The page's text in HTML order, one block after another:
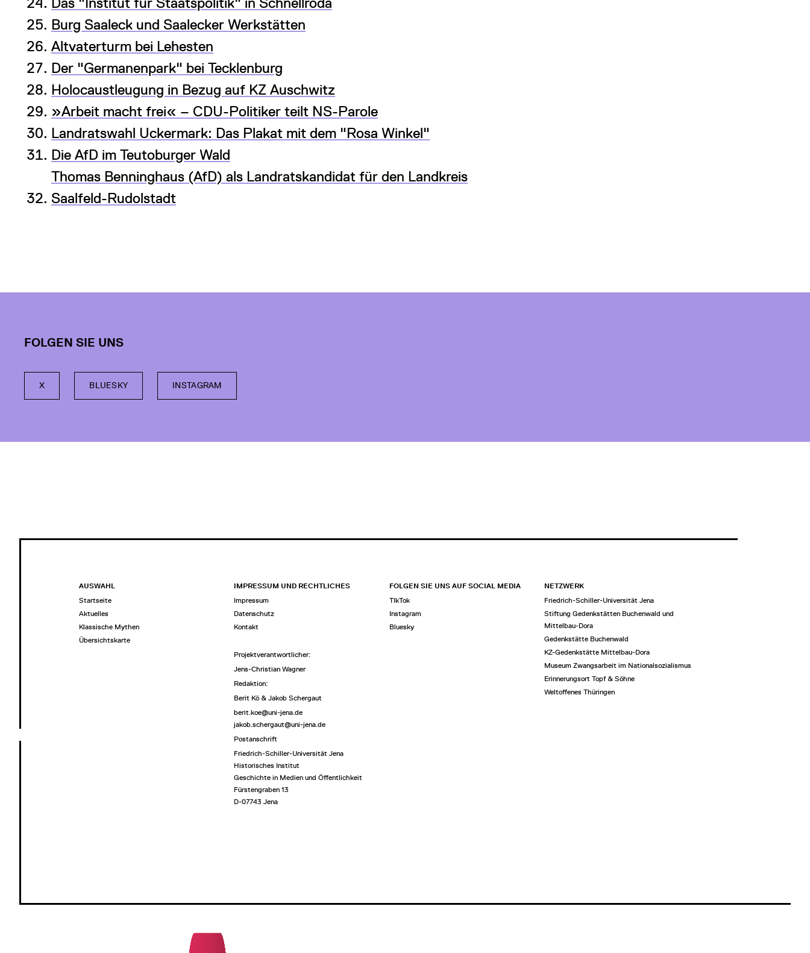
Burg Saaleck und Saalecker Werkstätten
Altvaterturm bei Lehesten
Der "Germanenpark" bei Tecklenburg
Holocaustleugung in Bezug auf KZ Auschwitz
»Arbeit macht frei« – CDU-Politiker teilt NS-Parole
Landratswahl Uckermark: Das Plakat mit dem "Rosa Winkel"
Die AfD im Teutoburger Wald
Thomas Benninghaus (AfD) als Landratskandidat für den Landkreis
Saalfeld-Rudolstadt
FOLGEN SIE UNS
X BLUESKY INSTAGRAM
AUSWAHL
Startseite
Aktuelles
Klassische Mythen
Übersichtskarte
IMPRESSUM UND RECHTLICHES
Impressum
Datenschutz
Kontakt
Projektverantwortlicher:
Jens-Christian Wagner
Redaktion:
Berit Kö & Jakob Schergaut
berit.koe@uni-jena.de
jakob.schergaut@uni-jena.de
Postanschrift
Friedrich-Schiller-Universität Jena
Historisches Institut
Geschichte in Medien und Öffentlichkeit
Fürstengraben 13
D-07743 Jena
FOLGEN SIE UNS AUF SOCIAL MEDIA
TIkTok
Instagram
Bluesky
NETZWERK
Friedrich-Schiller-Universität Jena
Stiftung Gedenkstätten Buchenwald und
Mittelbau-Dora
Gedenkstätte Buchenwald
KZ-Gedenkstätte Mittelbau-Dora
Museum Zwangsarbeit im Nationalsozialismus
Erinnerungsort Topf & Söhne
Weltoffenes Thüringen